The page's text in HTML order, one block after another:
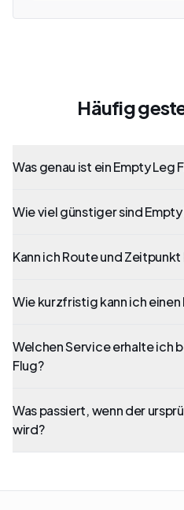
Häufig
Was genau ist ein Empty Leg
Wie viel günstiger sind
Kann ich Route und
Wie kurzfristig kann ich einen
Welchen Service erhalte ich
Flug?
Was passiert, wenn der
wird?